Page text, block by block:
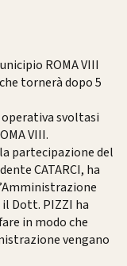
ROMA VIII
tornerà dopo 5
operativa svoltasi
VIII.
partecipazione del
CATARCI, ha
Dott. PIZZI ha
in modo che
vengano